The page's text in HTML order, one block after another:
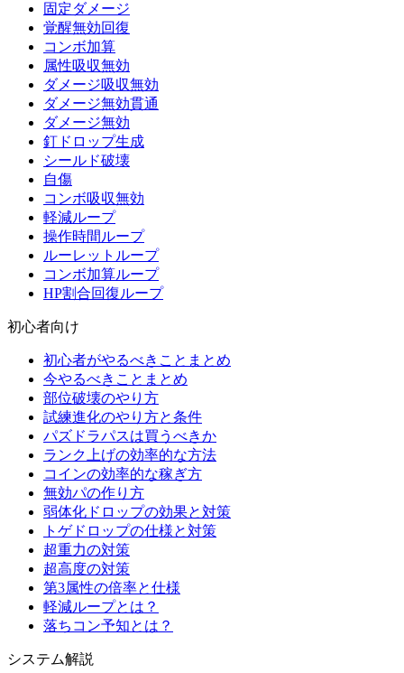
固定ダメージ
覚醒無効回復
コンボ加算
属性吸収無効
ダメージ吸収無効
ダメージ無効貫通
ダメージ無効
釘ドロップ生成
シールド破壊
自傷
コンボ吸収無効
軽減ループ
操作時間ループ
ルーレットループ
コンボ加算ループ
HP割合回復ループ
初心者向け
初心者がやるべきことまとめ
今やるべきことまとめ
部位破壊のやり方
試練進化のやり方と条件
パズドラパスは買うべきか
ランク上げの効率的な方法
コインの効率的な稼ぎ方
無効パの作り方
弱体化ドロップの効果と対策
トゲドロップの仕様と対策
超重力の対策
超高度の対策
第3属性の倍率と仕様
軽減ループとは？
落ちコン予知とは？
システム解説